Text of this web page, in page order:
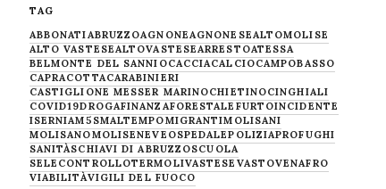
TAG
ABBONATIABRUZZOAGNONEAGNONESEALTOMOLISE
ALTO VASTESEALTOVASTESEARRESTOATESSA
BELMONTE DEL SANNIOCACCIACALCIOCAMPOBASSO
CAPRACOTTACARABINIERI
CASTIGLIONE MESSER MARINOCHIETINOCINGHIALI
COVID19DROGAFINANZAFORESTALE FURTOINCIDENTE
ISERNIAM5SMALTEMPOMIGRANTIMOLISANI
MOLISANOMOLISENEVE OSPEDALEPOLIZIAPROFUGHI
SANITÀSCHIAVI DI ABRUZZOSCUOLA
SELECONTROLLOTERMOLIVASTESE VASTOVENAFRO
VIABILITÀVIGILI DEL FUOCO